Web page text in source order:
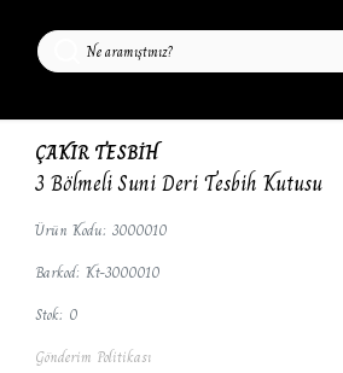
ÇAKIR TESBİH
3 Bölmeli Suni Deri Tesbih Kutusu
Ürün Kodu: 3000010
Barkod: Kt-3000010
Stok: 0
Gönderim Politikası